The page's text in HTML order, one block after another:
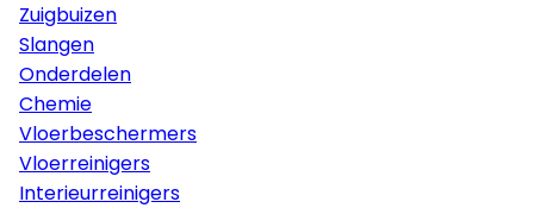
Zuigbuizen
Slangen
Onderdelen
Chemie
Vloerbeschermers
Vloerreinigers
Interieurreinigers